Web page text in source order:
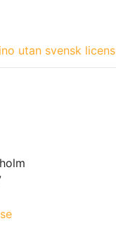
utan svensk licens